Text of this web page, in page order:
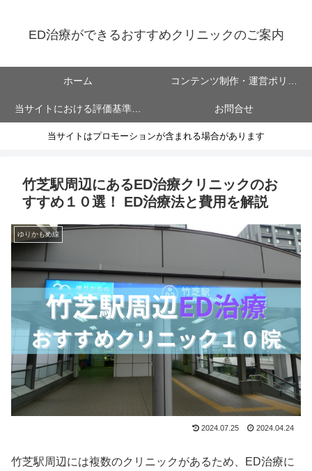
ED治療ができるおすすめクリニックのご案内
ホーム コンテンツ制作・運営ポリシ
ー
当サイトにおける評価基準に
ついて
お問合せ
当サイトはプロモーションが含まれる場合があります
竹芝駅周辺にあるED治療クリニックのお
すすめ１０選！ ED治療法と費用を解説
ゆりかもめ線
2024.07.25 2024.04.24
竹芝駅周辺には複数のクリニックがあるため、ED治療に